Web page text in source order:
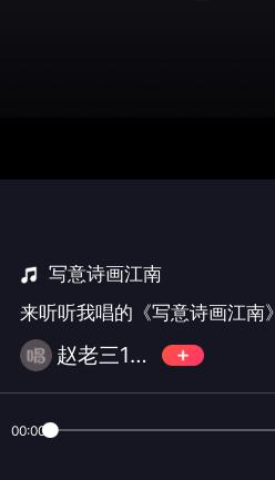
写意诗画江南
来听听我唱的《写意诗画江南》
赵老三12138
00:00